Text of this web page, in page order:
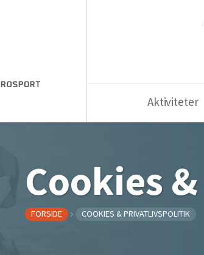
Aktiviteter
Cookies
FORSIDE COOKIES & PRIVATLIVSPOLITIK